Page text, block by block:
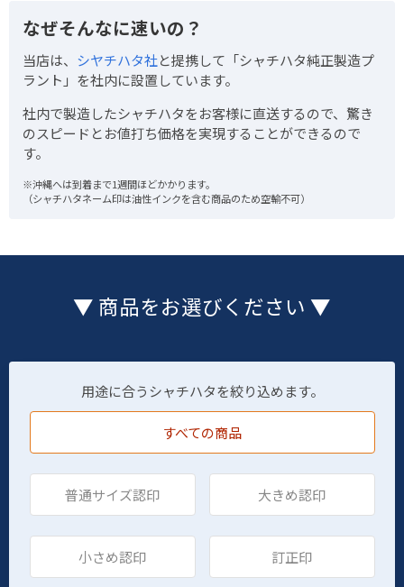
なぜそんなに速いの？
当店は、 シヤチハタ社と提携して「シャチハタ純正製造プ
ラント」を社内に設置しています。
社内で製造したシャチハタをお客様に直送するので、驚き
のスピードとお値打ち価格を実現することができるので
す。
※沖縄へは到着まで1週間ほどかかります。
（シャチハタネーム印は油性インクを含む商品のため空輸不可）
▼ 商品をお選びください ▼
用途に合うシャチハタを絞り込めます。
すべての商品
普通サイズ認印 大きめ認印
小さめ認印 訂正印